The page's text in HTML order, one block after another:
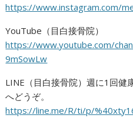
https://www.instagram.com/
YouTube（目白接骨院）
https://www.youtube.com/
9mSowLw
LINE（目白接骨院）週に1回健
へどうぞ。
https://line.me/R/ti/p/